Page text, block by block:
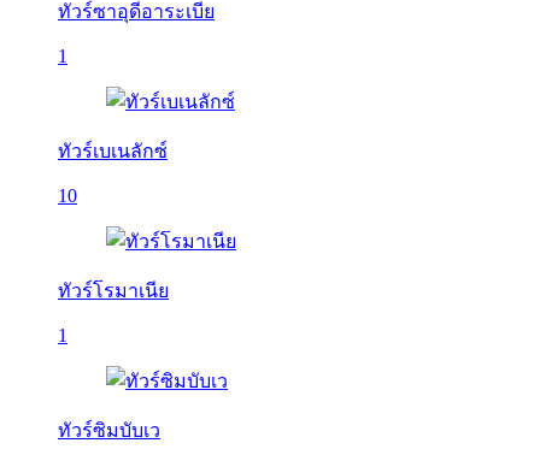
ทัวร์ซาอุดีอาระเบีย
1
ทัวร์เบเนลักซ์
10
ทัวร์โรมาเนีย
1
ทัวร์ซิมบับเว